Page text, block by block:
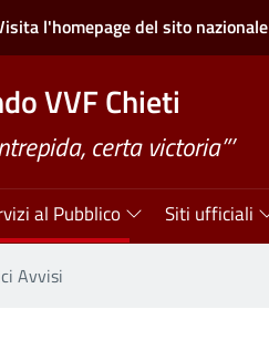
l'homepage del sito nazionale
VVF Chieti
certa victoria”’
al Pubblico Siti ufficiali
Avvisi